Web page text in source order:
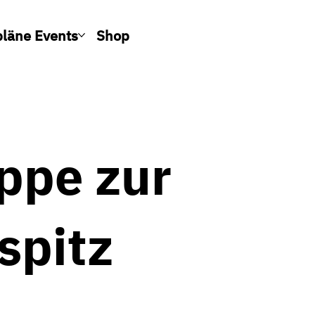
Events Shop
zur